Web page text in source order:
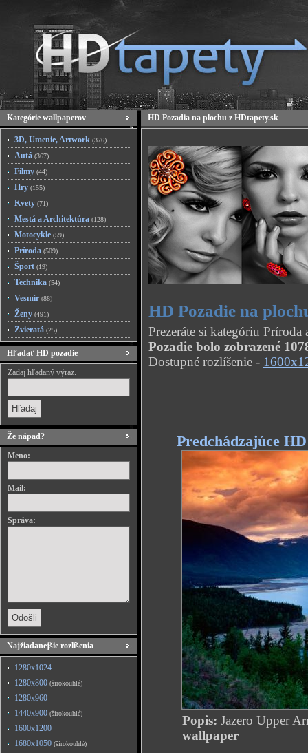
Kategórie wallpaperov
3D, Umenie, Artwork (376)
Autá (367)
Filmy (44)
Hry (155)
Kvety (71)
Mestá a Architektúra (128)
Motocykle (59)
Príroda (509)
Šport (19)
Technika (54)
Vesmír (88)
Ženy (491)
Zvieratá (25)
Hľadať HD pozadie
Zadaj hľadaný výraz.
Že nápad?
Meno:
Mail:
Správa:
Najžiadanejšie rozlíšenia
1280x1024
1280x800 (širokouhlé)
1280x960
1440x900 (širokouhlé)
1600x1200
1680x1050 (širokouhlé)
HD Pozadia na plochu z HDtapety.sk
HD Pozadie na
Prezeráte si kategóriu
Pozadie bolo zobrazené
Dostupné rozlíšenie -
Predchádzajúce
Popis: Jazero Upper
wallpaper